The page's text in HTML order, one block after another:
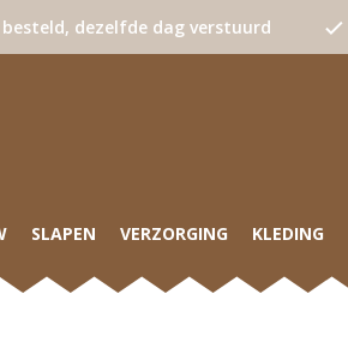
dezelfde dag verstuurd
SLAPEN VERZORGING KLEDING